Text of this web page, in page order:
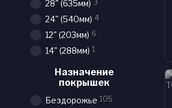
28" (635мм) 3
24" (540мм) 4
12" (203мм) 6
14" (288мм) 1
Назначение
покрышек
Бездорожье 105